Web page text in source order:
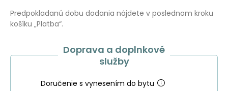
Predpokladanú dobu dodania nájdete v poslednom kroku
košíku „Platba“.
Doprava a doplnkové
služby
Doručenie s vynesením do bytu